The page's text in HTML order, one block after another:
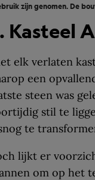
zijn genomen. De
Kasteel
elk verlaten
een
steen was
stil te
te
lijkt er
om op het